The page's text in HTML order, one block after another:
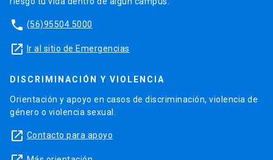
phone (56)95504 5000
launch Ir al sitio de Emergencias
DISCRIMINACIÓN Y VIOLENCIA
Orientación y apoyo en casos de discriminación, violencia de
género o violencia sexual.
launch Contacto para apoyo